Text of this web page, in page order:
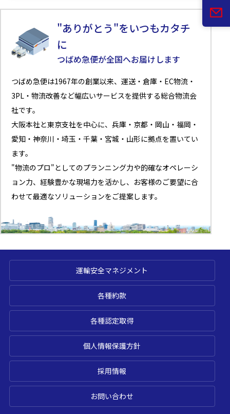
"ありがとう"をいつもカタチ
に
つばめ急便が全国へお届けします
つばめ急便は1967年の創業以来、運送・倉庫・EC物流・
3PL・物流改善など幅広いサービスを提供する総合物流会
社です。
大阪本社と東京支社を中心に、兵庫・京都・岡山・福岡・
愛知・神奈川・埼玉・千葉・宮城・山形に拠点を置いてい
ます。
"物流のプロ"としてのプランニング力や的確なオペレーシ
ョン力、経験豊かな現場力を活かし、お客様のご要望に合
わせて最適なソリューションをご提案します。
運輸安全マネジメント
各種約款
各種認定取得
個人情報保護方針
採用情報
お問い合わせ